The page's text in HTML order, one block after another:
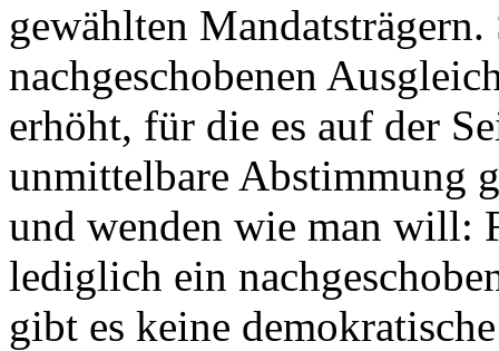
gewählten
nachgeschobenen
erhöht, für die es auf der
unmittelbare Abstimmung
und wenden wie man will:
lediglich ein
gibt es keine